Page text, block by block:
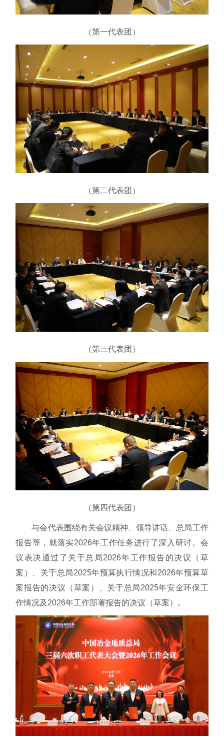
（第一代表团）
（第二代表团）
（第三代表团）
（第四代表团）
与会代表围绕有关会议精神、领导讲话、总局工作
报告等，就落实2026年工作任务进行了深入研讨。会
议表决通过了关于总局2026年工作报告的决议（草
案）、关于总局2025年预算执行情况和2026年预算草
案报告的决议（草案）、关于总局2025年安全环保工
作情况及2026年工作部署报告的决议（草案）。